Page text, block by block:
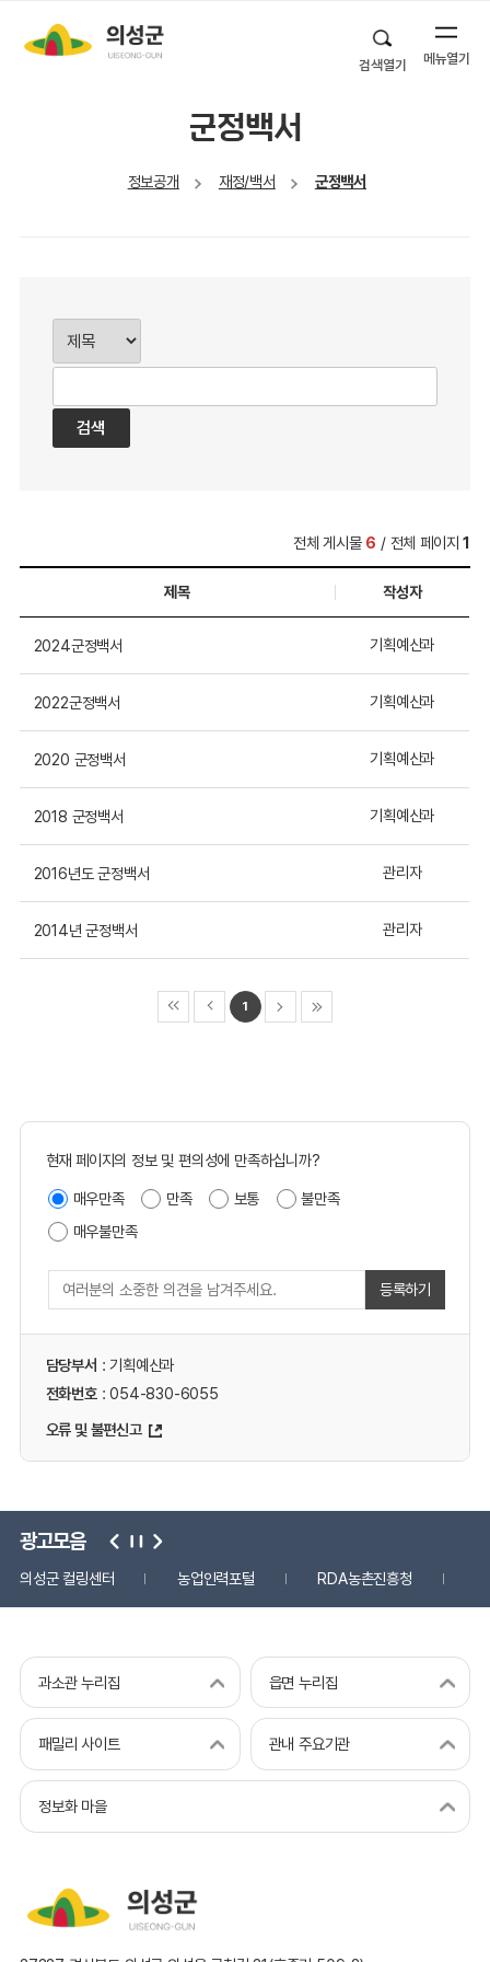
검색열기 메뉴열기
군정백서
정보공개 재정/백서 군정백서
전체 게시물 6 / 전체 페이지1
제목 작성자
2024군정백서 기획예산과
2022군정백서 기획예산과
2020 군정백서 기획예산과
2018 군정백서 기획예산과
2016년도 군정백서 관리자
2014년 군정백서 관리자
1
현재 페이지의 정보 및 편의성에 만족하십니까?
매우만족 만족 보통
불만족
매우불만족
등록하기
담당부서 : 기획예산과
전화번호: 054-830-6055
오류 및 불편신고
광고모음
의성군 컬링센터 농업인력포털 RDA농촌진흥청
과소관 누리집 읍면 누리집
패밀리 사이트 관내 주요기관
정보화 마을